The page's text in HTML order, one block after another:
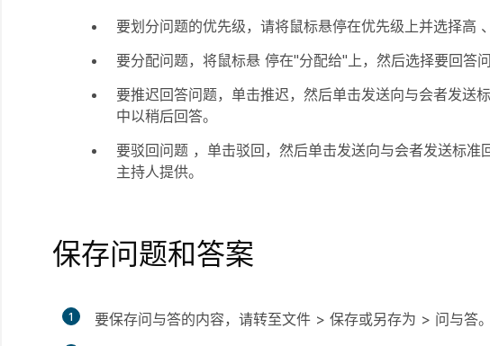
要划分问题的优先级，请将鼠标悬停在优先级上并选择高
要分配问题，将鼠标悬 停在"分配给"上，然后选择要回答
要推迟回答问题，单击推迟，然后单击发送向与会者发送
中以稍后回答。
要驳回问题 ，单击驳回，然后单击发送向与会者发送标
主持人提供。
保存问题和答案
1 要保存问与答的内容，请转至文件 > 保存或另存为 > 问与答。